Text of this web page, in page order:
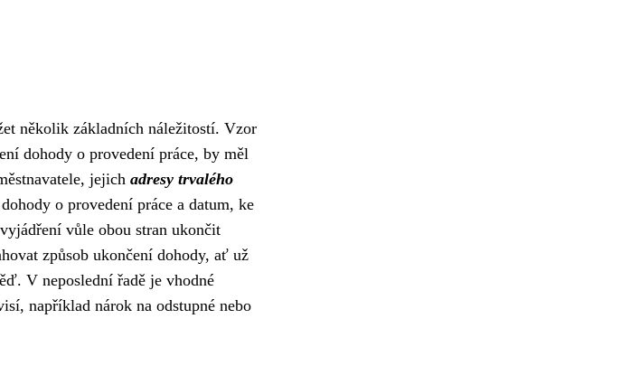
několik základních náležitostí. Vzor
dohody o provedení práce, by měl
jejich adresy trvalého
o provedení práce a datum, ke
vůle obou stran ukončit
způsob ukončení dohody, ať už
V neposlední řadě je vhodné
například nárok na odstupné nebo